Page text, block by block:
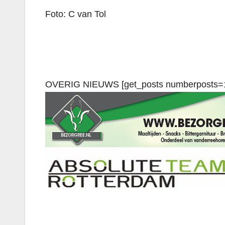
Foto: C van Tol
OVERIG NIEUWS [get_posts